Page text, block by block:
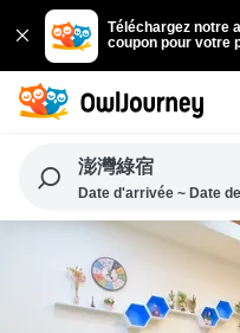
Téléchargez notre
coupon pour votre
澎灣綠宿
Date d'arrivée ~ Date